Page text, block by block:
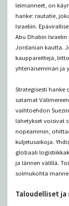
leimanneet, on
hanke: rautatie,
Israeliin.
Abu Dhabin
Jordanian kautta.
kauppareittejä,
yhtenäisemmän ja
Strategisesti hanke
satamat
vaihtoehdon
lähetykset voisivat
nopeammin,
kuljetusaikoja.
globaali
ja lännen välillä.
solmukohta
Taloudelliset